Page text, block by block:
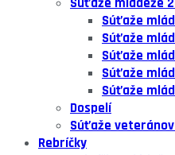
Súťaže
Súťaže
Súťaže
Súťaže
Súťaže
Dospelí
Súťaže
Rebríčky